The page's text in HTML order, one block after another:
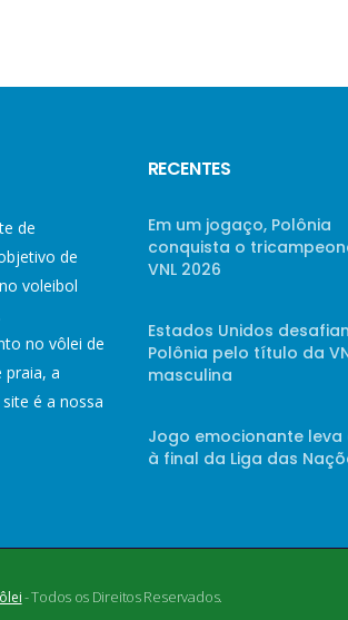
de
de
voleibol
no vôlei de
praia, a
é a nossa
RECENTES
Em um jogaço, Polônia
conquista o
VNL 2026
Estados Unidos
Polônia pelo título da
masculina
Jogo emocionante leva
à final da Liga das
- Todos os Direitos Reservados.